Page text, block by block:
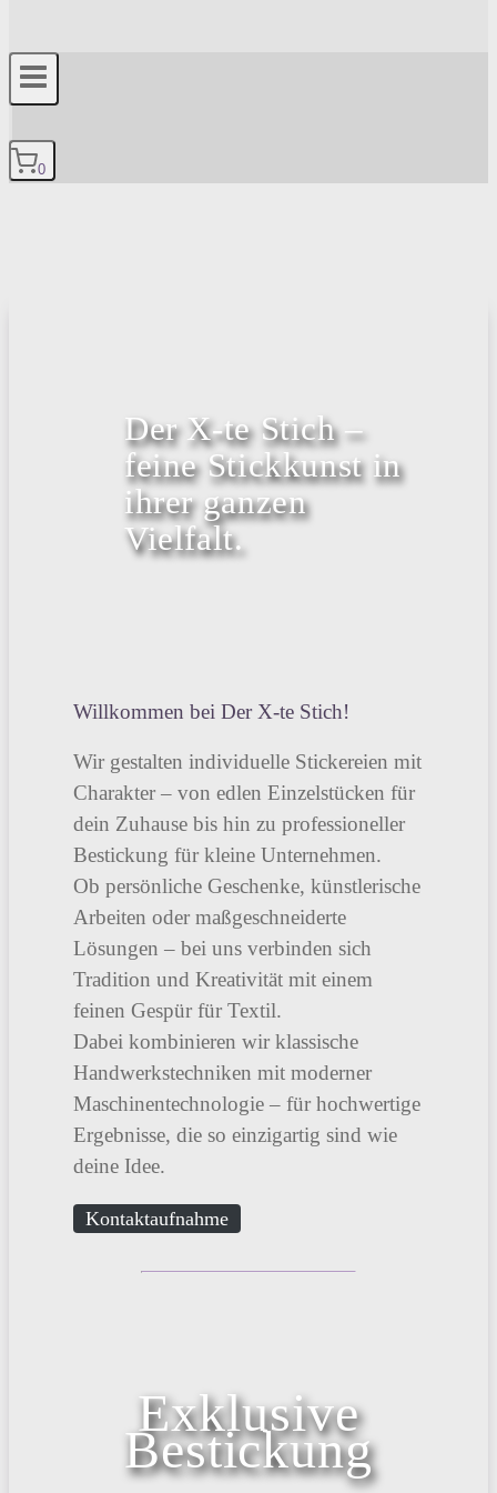
0
Der X-te Stich –
feine Stickkunst in
ihrer ganzen
Vielfalt.
Willkommen bei Der X-te Stich!
Wir gestalten individuelle Stickereien mit
Charakter – von edlen Einzelstücken für
dein Zuhause bis hin zu professioneller
Bestickung für kleine Unternehmen.
Ob persönliche Geschenke, künstlerische
Arbeiten oder maßgeschneiderte
Lösungen – bei uns verbinden sich
Tradition und Kreativität mit einem
feinen Gespür für Textil.
Dabei kombinieren wir klassische
Handwerkstechniken mit moderner
Maschinentechnologie – für hochwertige
Ergebnisse, die so einzigartig sind wie
deine Idee.
Kontaktaufnahme
Exklusive
Bestickung